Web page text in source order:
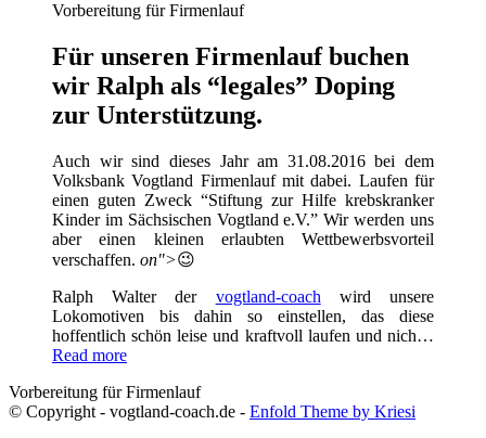
Vorbereitung für Firmenlauf
Für unseren Firmenlauf buchen
wir Ralph als “legales” Doping
zur Unterstützung.
Auch wir sind dieses Jahr am 31.08.2016 bei dem
Volksbank Vogtland Firmenlauf mit dabei. Laufen für
einen guten Zweck “Stiftung zur Hilfe krebskranker
Kinder im Sächsischen Vogtland e.V.” Wir werden uns
aber einen kleinen erlaubten Wettbewerbsvorteil
verschaffen. on">😉
Ralph Walter der vogtland-coach wird unsere
Lokomotiven bis dahin so einstellen, das diese
hoffentlich schön leise und kraftvoll laufen und nich…
Read more
Vorbereitung für Firmenlauf
© Copyright - vogtland-coach.de - Enfold Theme by Kriesi